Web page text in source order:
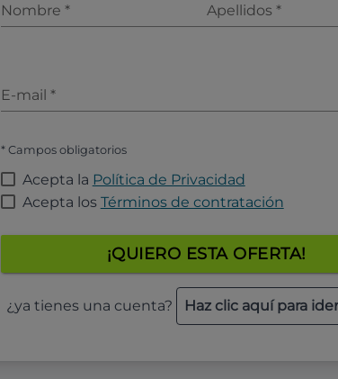
Nombre * Apellidos *
E-mail *
* Campos obligatorios
Acepta la Política de Privacidad
Acepta los Términos de contratación
¡QUIERO ESTA OFERTA!
¿ya tienes una cuenta? Haz clic aquí para